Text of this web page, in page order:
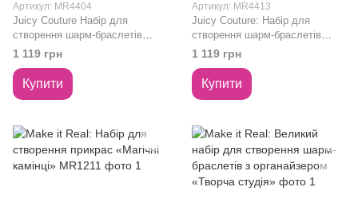
Артикул: MR4404
Juicy Couture Набір для
створення шарм-браслетів
«Королівський шарм»
1 119 грн
Купити
Артикул: MR4413
Juicy Couture: Набір для
створення шарм-браслетів
«Рожевий стиль»
1 119 грн
Купити